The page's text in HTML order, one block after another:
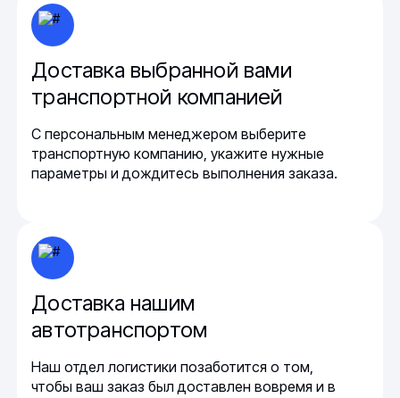
Доставка выбранной вами
транспортной компанией
С персональным менеджером выберите
транспортную компанию, укажите нужные
параметры и дождитесь выполнения заказа.
Доставка нашим
автотранспортом
Наш отдел логистики позаботится о том,
чтобы ваш заказ был доставлен вовремя и в